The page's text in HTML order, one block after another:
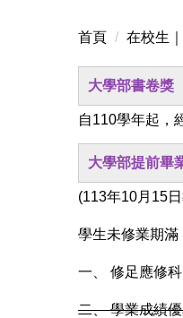
首頁 在校生
大學部書卷獎
自110學年起，
大學部提前畢
(113年10月15
學生未修業期滿
一、 修足應修
二、 學業成績